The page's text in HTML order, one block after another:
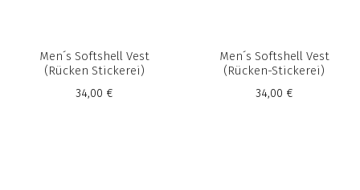
Men´s Softshell Vest
(Rücken Stickerei)
34,00 €
Men´s Softshell Vest
(Rücken-Stickerei)
34,00 €